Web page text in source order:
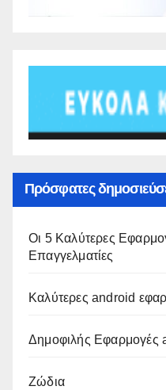
Πρόσφατες
Οι 5 Καλύτερες
Επαγγελματίες
Καλύτερες android
Δημοφιλής Εφαρμογές
Ζώδια